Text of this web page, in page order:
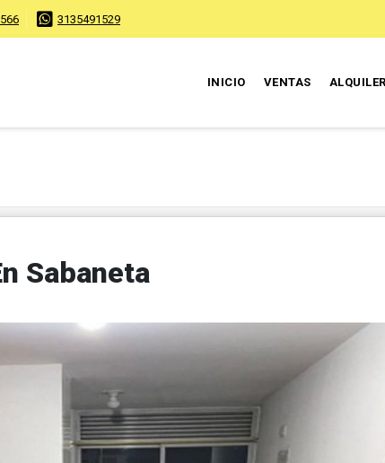
3135491529
INICIO VENTAS
Sabaneta